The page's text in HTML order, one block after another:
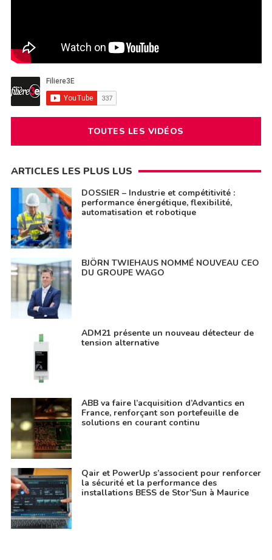
TOUTES LES VIDÉOS
ARTICLES LES PLUS LUS
DOSSIER – Industrie et compétitivité :
performance énergétique, flexibilité,
automatisation et robotique
BJÖRN TWIEHAUS NOMMÉ NOUVEAU CEO
DU GROUPE WAGO
ADM21 présente un nouveau détecteur de
tension alternative
ABB va faire l’acquisition d’Advantics en
France, renforçant son portefeuille de
solutions en courant continu
Qair et PowerUp s’associent pour renforcer
la sécurité et la performance des
installations BESS de Stor’Sun à Maurice